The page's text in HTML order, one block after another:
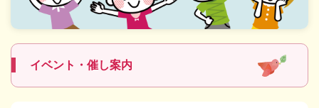
イベント・催し案内